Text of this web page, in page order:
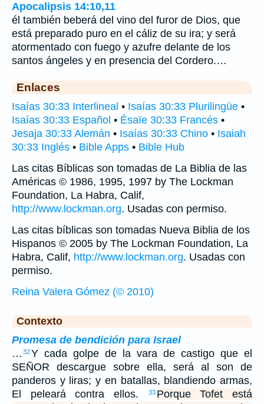
Apocalipsis 14:10,11
él también beberá del vino del furor de Dios, que
está preparado puro en el cáliz de su ira; y será
atormentado con fuego y azufre delante de los
santos ángeles y en presencia del Cordero.…
Enlaces
Isaías 30:33 Interlineal • Isaías 30:33 Plurilingüe •
Isaías 30:33 Español • Ésaïe 30:33 Francés •
Jesaja 30:33 Alemán • Isaías 30:33 Chino • Isaiah
30:33 Inglés • Bible Apps • Bible Hub
Las citas Bíblicas son tomadas de La Biblia de las
Américas © 1986, 1995, 1997 by The Lockman
Foundation, La Habra, Calif,
http://www.lockman.org. Usadas con permiso.
Las citas bíblicas son tomadas Nueva Biblia de los
Hispanos © 2005 by The Lockman Foundation, La
Habra, Calif, http://www.lockman.org. Usadas con
permiso.
Reina Valera Gómez (© 2010)
Contexto
Promesa de bendición para Israel
… 32Y cada golpe de la vara de castigo que el
SEÑOR descargue sobre ella, será al son de
panderos y liras; y en batallas, blandiendo armas,
El peleará contra ellos.
33 Porque Tofet está